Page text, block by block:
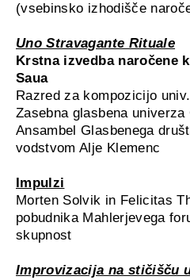
(vsebinsko izhodišče
Uno Stravagante Rituale
Krstna izvedba naročene
Saua
Razred za kompozicijo
Zasebna glasbena
Ansambel Glasbenega
vodstvom Alje Klemenc
Impulzi
Morten Solvik in Felicitas
pobudnika Mahlerjevega
skupnost
Improvizacija na stičišču